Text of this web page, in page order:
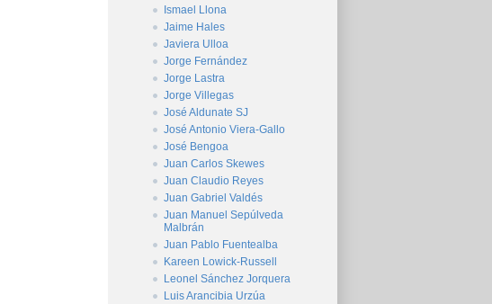
Ismael Llona
Jaime Hales
Javiera Ulloa
Jorge Fernández
Jorge Lastra
Jorge Villegas
José Aldunate SJ
José Antonio Viera-Gallo
José Bengoa
Juan Carlos Skewes
Juan Claudio Reyes
Juan Gabriel Valdés
Juan Manuel Sepúlveda
Malbrán
Juan Pablo Fuentealba
Kareen Lowick-Russell
Leonel Sánchez Jorquera
Luis Arancibia Urzúa